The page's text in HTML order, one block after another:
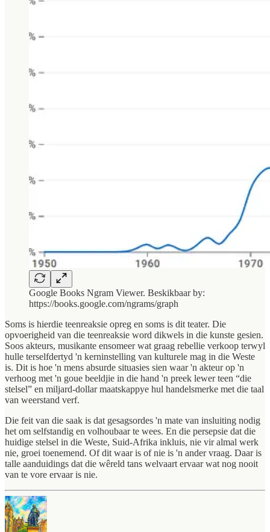
Google Books Ngram Viewer. Beskikbaar by:
https://books.google.com/ngrams/graph
Soms is hierdie teenreaksie opreg en soms is dit teater. Die
opvoerigheid van die teenreaksie word dikwels in die kunste gesien.
Soos akteurs, musikante ensomeer wat graag rebellie verkoop terwyl
hulle terselfdertyd 'n kerninstelling van kulturele mag in die Weste
is. Dit is hoe 'n mens absurde situasies sien waar 'n akteur op 'n
verhoog met 'n goue beeldjie in die hand 'n preek lewer teen “die
stelsel” en miljard-dollar maatskappye hul handelsmerke met die taal
van weerstand verf.
Die feit van die saak is dat gesagsordes 'n mate van insluiting nodig
het om selfstandig en volhoubaar te wees. En die persepsie dat die
huidige stelsel in die Weste, Suid-Afrika inkluis, nie vir almal werk
nie, groei toenemend. Of dit waar is of nie is 'n ander vraag. Daar is
talle aanduidings dat die wêreld tans welvaart ervaar wat nog nooit
van te vore ervaar is nie.